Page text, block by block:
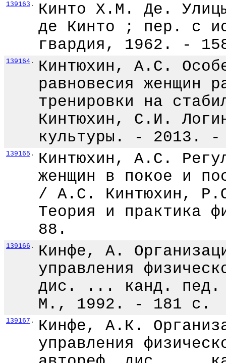
139163 .
Кинто Х.М. Де.
де Кинто ; пер. с
гвардия, 1962. -
139164 .
Кинтюхин, А.С.
равновесия женщин
тренировки на
Кинтюхин, С.И.
культуры. -
139165 .
Кинтюхин, А.С.
женщин в покое и
/ А.С. Кинтюхин,
Теория и
88.
139166 .
Кинфе, А.
управления
дис. ... канд. пед.
М., 1992. - 181 с.
139167 .
Кинфе, А.К.
управления